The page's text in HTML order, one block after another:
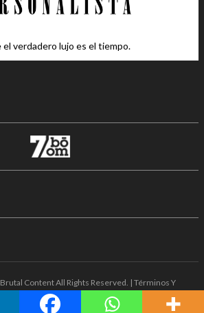
el verdadero lujo es el tiempo.
Content All Rights Reserved. | Términos Y
Privacidad